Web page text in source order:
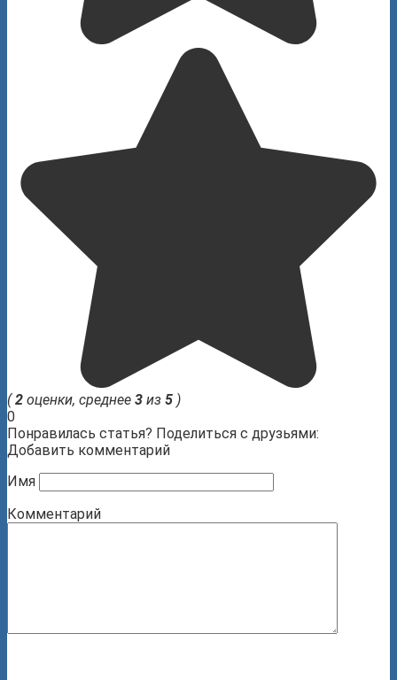
(2 оценки, среднее 3 из 5 )
0
Понравилась статья? Поделиться с друзьями:
Добавить комментарий
Имя
Комментарий